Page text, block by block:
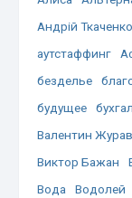
Андрій Ткаченко
аутстаффинг
безделье
будущее
Валентин
Виктор Бажан
Вода
Водолей